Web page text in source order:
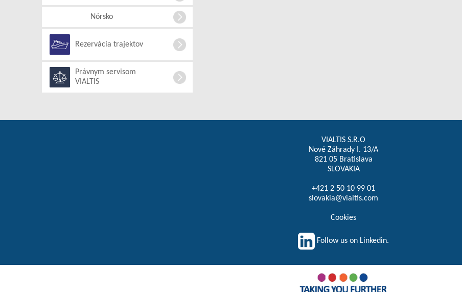
Nórsko
Rezervácia trajektov
Právnym servisom
VIALTIS
VIALTIS S.R.O
Nové Záhrady I. 13/A
821 05 Bratislava
SLOVAKIA
+421 2 50 10 99 01
slovakia@vialtis.com
Cookies
Follow us on Linkedin.